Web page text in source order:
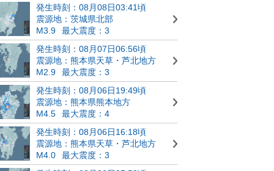
発生時刻：08月08日03:41頃
震源地：茨城県北部
M3.9
最大震度：3
発生時刻：08月07日06:56頃
震源地：熊本県天草・芦北地方
M2.9
最大震度：3
発生時刻：08月06日19:49頃
震源地：熊本県熊本地方
M4.5
最大震度：4
発生時刻：08月06日16:18頃
震源地：熊本県天草・芦北地方
M4.0
最大震度：3